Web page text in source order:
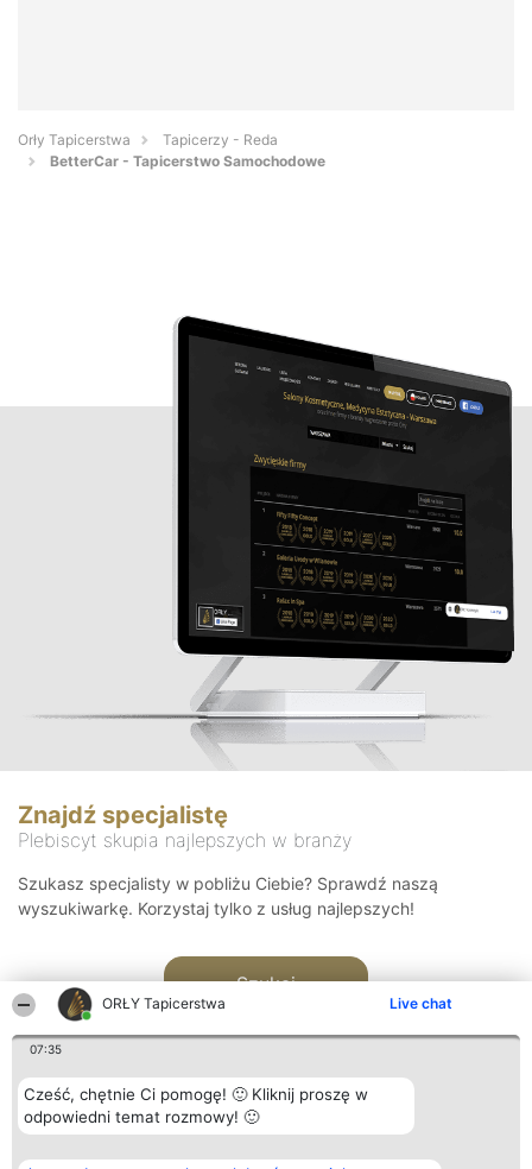
ORŁY Tapicerstwa Live chat
07:35
Cześć, chętnie Ci pomogę! 🙂 Kliknij proszę w
odpowiedni temat rozmowy! 🙂
Orły Tapicerstwa
Tapicerzy - Reda
BetterCar - Tapicerstwo Samochodowe
Znajdź specjalistę
Plebiscyt skupia najlepszych w branży
Szukasz specjalisty w pobliżu Ciebie? Sprawdź naszą
wyszukiwarkę. Korzystaj tylko z usług najlepszych!
Szukaj
Organizator plebiscytu Plebiscyt Kontakt